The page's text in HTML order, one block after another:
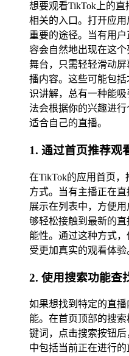
想要观看TikTok上的直
相关的入口。打开应
重要的途径。当有用
容会自然地出现在这
舞台，只需轻轻滑动
播内容。这些可能包
识讲解，总有一种能
法会根据你的兴趣进
适合自己的直播。
1. 通过首页推荐观
在TikTok的应用首页
方式。当有主播正在
展示在列表中，方便
够轻松接触到最新的
能性。通过这种方式
受更加真实的观看体验
2. 使用搜索功能查
如果想找到特定的直
能。在首页顶部的搜
键词，点击搜索按钮
中包括当前正在进行